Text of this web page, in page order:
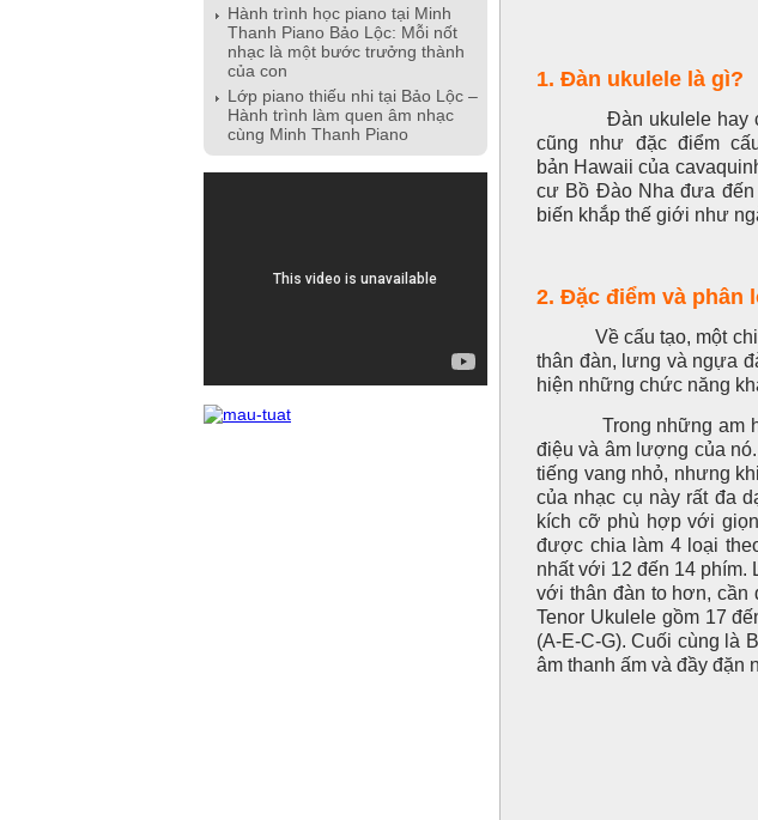
Hành trình học piano tại Minh
Thanh Piano Bảo Lộc: Mỗi nốt
nhạc là một bước trưởng thành
của con
Lớp piano thiếu nhi tại Bảo Lộc –
Hành trình làm quen âm nhạc
cùng Minh Thanh Piano
1. Đàn ukulele là gì?
Đàn ukulele hay còn
cũng như đặc điểm
bản Hawaii của
cư Bồ Đào Nha đưa
biến khắp thế giới như
2. Đặc điểm và phân
Về cấu tạo, một chiếc
thân đàn, lưng và ngựa
hiện những chức năng
Trong những am
điệu và âm lượng của
tiếng vang nhỏ, nhưng
của nhạc cụ này rất đa
kích cỡ phù hợp với
được chia làm 4 loại
nhất với 12 đến 14 phím.
với thân đàn to hơn, cần
Tenor Ukulele gồm 17
(A-E-C-G). Cuối cùng là
âm thanh ấm và đầy đặn